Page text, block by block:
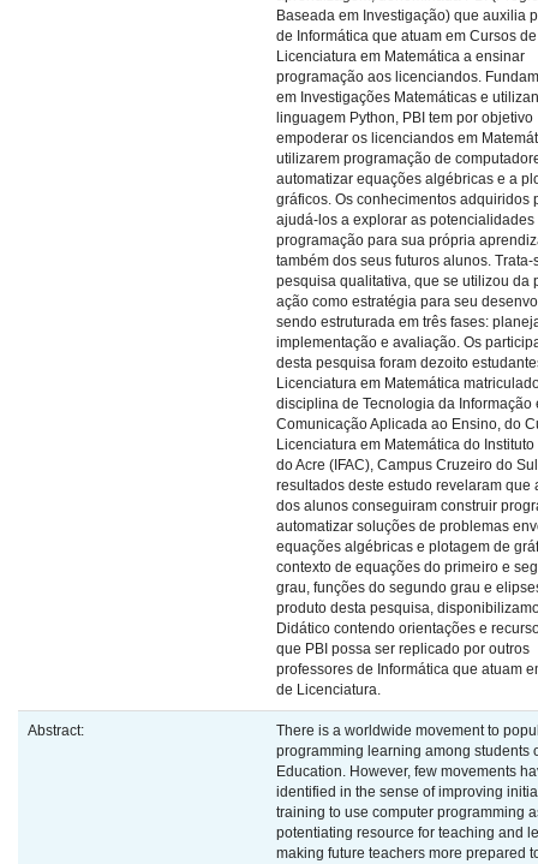
Baseada em Investigação) que auxilia
de Informática que atuam em Cursos de
Licenciatura em Matemática a ensinar
programação aos licenciandos.
em Investigações Matemáticas e
linguagem Python, PBI tem por objetivo
empoderar os licenciandos em
utilizarem programação de
automatizar equações algébricas e a
gráficos. Os conhecimentos adquiridos
ajudá-los a explorar as potencialidades
programação para sua própria
também dos seus futuros alunos. Trata-
pesquisa qualitativa, que se utilizou da
ação como estratégia para seu
sendo estruturada em três fases:
implementação e avaliação. Os
desta pesquisa foram dezoito
Licenciatura em Matemática
disciplina de Tecnologia da Informação
Comunicação Aplicada ao Ensino, do
Licenciatura em Matemática do
do Acre (IFAC), Campus Cruzeiro do
resultados deste estudo revelaram que
dos alunos conseguiram construir
automatizar soluções de problemas
equações algébricas e plotagem de
contexto de equações do primeiro e
grau, funções do segundo grau e
produto desta pesquisa,
Didático contendo orientações e
que PBI possa ser replicado por outros
professores de Informática que atuam
de Licenciatura.
Abstract:
There is a worldwide movement to
programming learning among students
Education. However, few movements
identified in the sense of improving
training to use computer programming
potentiating resource for teaching and
making future teachers more prepared